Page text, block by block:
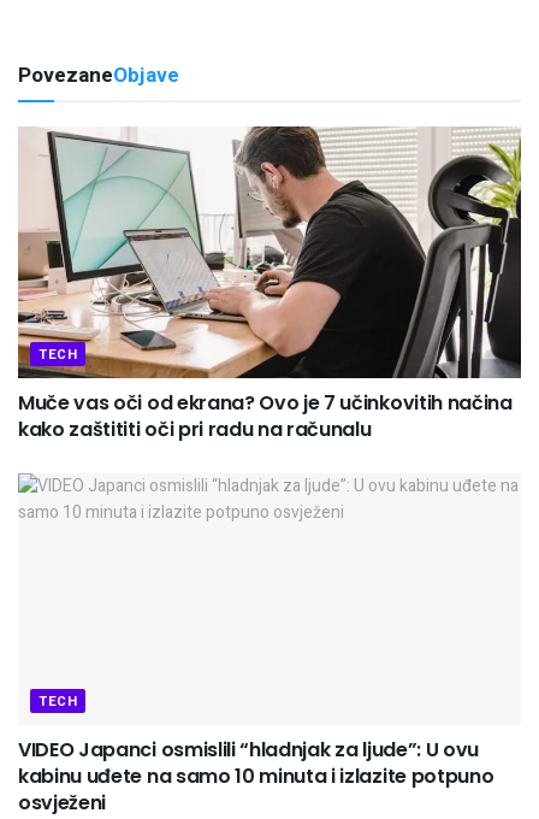
PovezaneObjave
TECH
Muče vas oči od ekrana? Ovo je 7 učinkovitih načina
kako zaštititi oči pri radu na računalu
TECH
VIDEO Japanci osmislili “hladnjak za ljude”: U ovu
kabinu uđete na samo 10 minuta i izlazite potpuno
osvježeni